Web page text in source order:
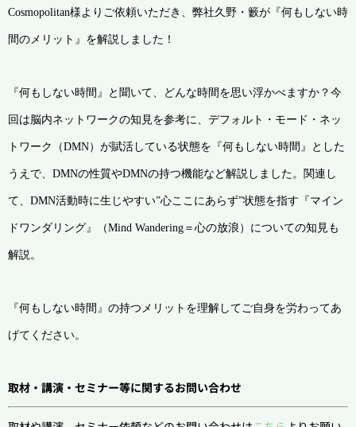
Cosmopolitan様よりご依頼いただき、弊社久野・籔が『何もしない時
間のメリット』を解説しました！
『何もしない時間』と聞いて、どんな時間を思い浮かべますか？今
回は脳内ネットワークの知見を参考に、デフォルト・モード・ネッ
トワーク（DMN）が賦活している状態を『何もしない時間』とした
うえで、DMNの性質やDMNの持つ機能など解説しました。関連し
て、DMN活動時に生じやすい”心ここにあらず”状態を指す『マイン
ドワンダリング』（Mind Wandering＝心の放浪）についての知見も
解説。
『何もしない時間』の持つメリットを理解してご自身を労わってあ
げてください。
取材・講演・セミナー等に関するお問い合わせ